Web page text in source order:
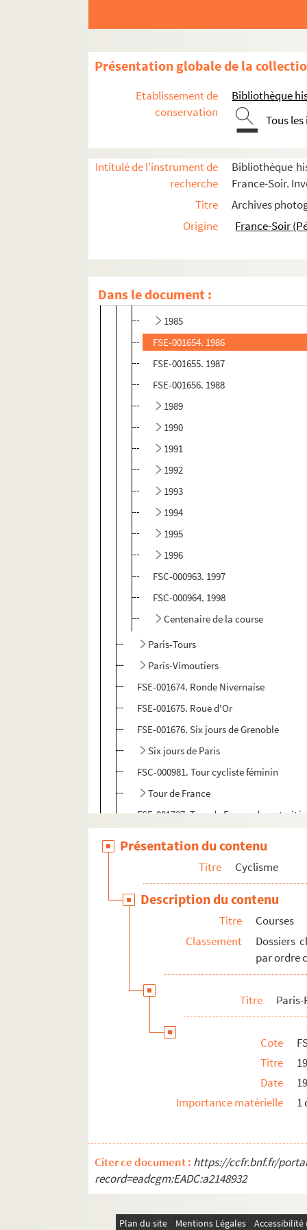
Présentation globale de la
Etablissement de
conservation
Bibliothèque
Tous
Intitulé de l'instrument de
recherche
Bibliothèque
France-Soir.
Titre
Archives
Origine
France-Soir
Dans le document :
FSE-001641. 1973
FSE-001643. 1975
FSE-001645. 1977
FSE-001646. 1978
FSE-001649. 1981
FSE-001650. 1982
FSE-001651. 1983
1984
1985
FSE-001654. 1986
FSE-001655. 1987
FSE-001656. 1988
1989
1990
1991
1992
1993
1994
1995
1996
FSC-000963. 1997
FSC-000964. 1998
Centenaire de la course
Paris-Tours
Paris-Vimoutiers
FSE-001674. Ronde Nivernaise
FSE-001675. Roue d'Or
FSE-001676. Six jours de Grenoble
Six jours de Paris
FSC-000981. Tour cycliste féminin
Tour de France
FSE-001737. Tour de France des retraités
Tour d'Italie
Tour des États-Unis
Tour des Flandres
Tours-Versailles
FSE-001715. Trois heures de Saint-Cloud
Trophée des Grimpeurs
Trophée Pernod-Super Prestige
Football
Présentation du contenu
Titre Cyclisme
Description du contenu
Titre
Courses
Classement
Dossiers
par ordre
Titre
Cote
Titre
Date
Importance matérielle
1
Citer ce document : https://ccfr.bnf.fr/
record=eadcgm:EADC:a2148932
Plan du site Mentions Légales